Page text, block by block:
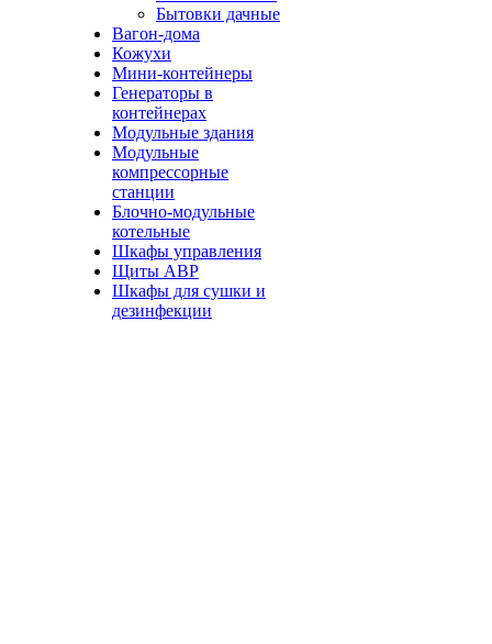
Бытовки дачные
Вагон-дома
Кожухи
Мини-контейнеры
Генераторы в
контейнерах
Модульные здания
Модульные
компрессорные
станции
Блочно-модульные
котельные
Шкафы управления
Щиты АВР
Шкафы для сушки и
дезинфекции